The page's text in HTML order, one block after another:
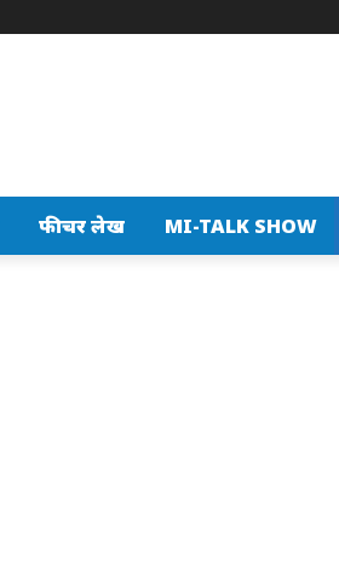
फीचर लेख MI-TALK SHOW